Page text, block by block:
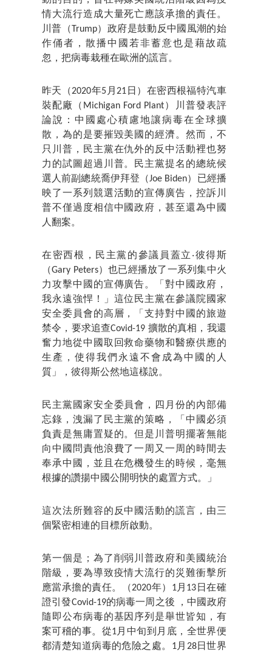
情大流行造成大量死亡應該承擔的責任。
川普（Trump）政府是鼓動反中國風潮的始
作俑者，散播中國若非蓄意也是藉故疏
忽，把病毒栽種在歐洲的謊言。
昨天（2020年5月21日）在密西根福特汽車
裝配廠（Michigan Ford Plant）川普發表評
論說：中國處心積慮地讓病毒在全球擴
散，為的是要摧毀美國的經濟。然而，不
只川普，民主黨在仇外的反中活動裡也努
力的試圖超過川普。民主黨提名的總統候
選人前副總統喬伊拜登（Joe Biden）已經播
映了一系列競選活動的宣傳廣告，控訴川
普不僅過度相信中國政府，甚至還為中國
人翻案。
在密西根，民主黨的參議員蓋立‧彼得斯
（Gary Peters）也已經播放了一系列集中火
力攻擊中國的宣傳廣告。「對中國政府，
我永遠強悍！」這位民主黨在參議院國家
安全委員會的高層，「支持對中國的旅遊
禁令，要求追查Covid-19 擴散的真相，我還
奮力地從中國取回救命藥物和醫療供應的
生產，使得我們永遠不會成為中國的人
質」，彼得斯公然地這樣說。
民主黨國家安全委員會，四月份的內部備
忘錄，洩漏了民主黨的策略，「中國必須
負責是無庸置疑的。但是川普明擺著無能
向中國問責他浪費了一周又一周的時間去
奉承中國，並且在危機發生的時候，毫無
根據的讚揚中國公開明快的處置方式。」
這次法所難容的反中國活動的謊言，由三
個緊密相連的目標所啟動。
第一個是；為了削弱川普政府和美國統治
階級，要為導致疫情大流行的災難衝擊所
應當承擔的責任。（2020年）1月13日在確
證引發Covid-19的病毒一周之後 ，中國政府
隨即公布病毒的基因序列是舉世皆知，有
案可稽的事。從1月中旬到月底，全世界便
都清楚知道病毒的危險之處。1月28日世界